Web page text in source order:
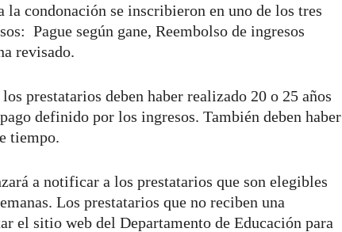
la condonación se inscribieron en uno de los tres
Pague según gane, Reembolso de ingresos
revisado.
prestatarios deben haber realizado 20 o 25 años
definido por los ingresos. También deben haber
tiempo.
a notificar a los prestatarios que son elegibles
Los prestatarios que no reciben una
el sitio web del Departamento de Educación para